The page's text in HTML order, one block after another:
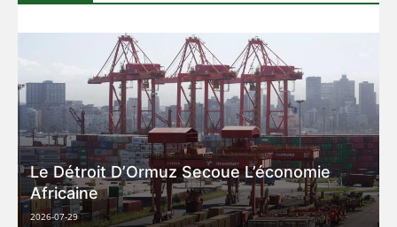
Le Détroit D’Ormuz Secoue L’économie
Africaine
2026-07-29